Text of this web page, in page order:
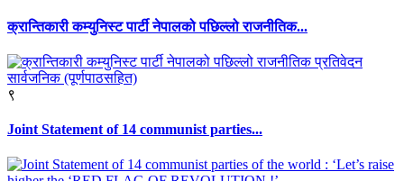
क्रान्तिकारी कम्युनिस्ट पार्टी नेपालको पछिल्लो राजनीतिक...
९
Joint Statement of 14 communist parties...